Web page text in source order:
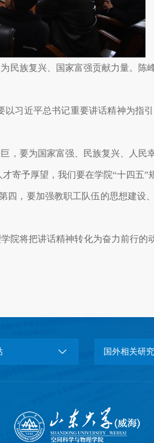
族复兴、国家富强贡献力量。
习近平总书记重要讲话精神为指
要为国家富强、民族复兴、人
予厚望，我们要在学院“十四五
，要加强教职工队伍的思想建
将把讲话精神转化为奋力前行
国外相关研